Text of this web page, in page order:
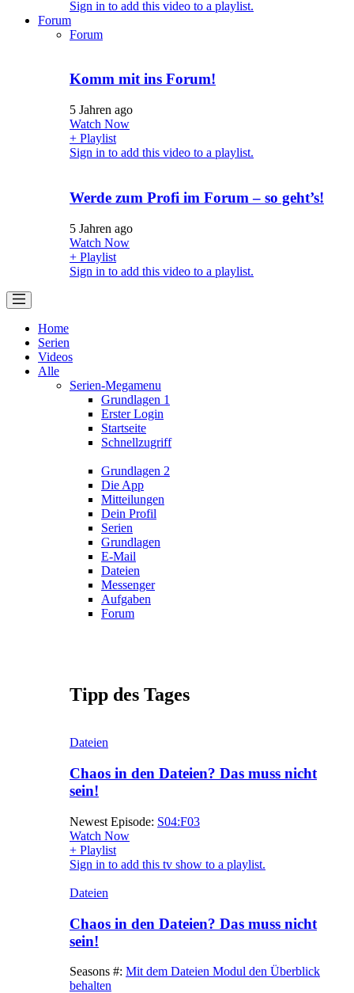
Sign in to add this video to a playlist.
Forum
Forum
Komm mit ins Forum!
5 Jahren ago
Watch Now
+ Playlist
Sign in to add this video to a playlist.
Werde zum Profi im Forum – so geht’s!
5 Jahren ago
Watch Now
+ Playlist
Sign in to add this video to a playlist.
Home
Serien
Videos
Alle
Serien-Megamenu
Grundlagen 1
Erster Login
Startseite
Schnellzugriff
Grundlagen 2
Die App
Mitteilungen
Dein Profil
Serien
Grundlagen
E-Mail
Dateien
Messenger
Aufgaben
Forum
Tipp des Tages
Dateien
Chaos in den Dateien? Das muss nicht
sein!
Newest Episode: S04:F03
Watch Now
+ Playlist
Sign in to add this tv show to a playlist.
Dateien
Chaos in den Dateien? Das muss nicht
sein!
Seasons #: Mit dem Dateien Modul den Überblick
behalten